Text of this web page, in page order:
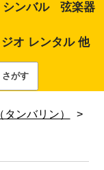
シンバル 弦楽器
オ レンタル 他
ンバリン） >